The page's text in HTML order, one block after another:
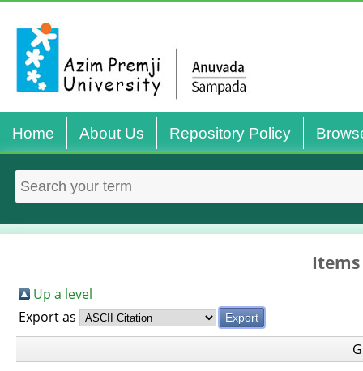
Home About Us Repository Policy
Up a level
Export as